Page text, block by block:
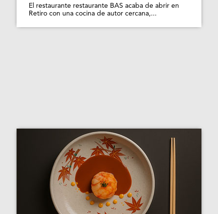
El restaurante restaurante BAS acaba de abrir en
Retiro con una cocina de autor cercana,...